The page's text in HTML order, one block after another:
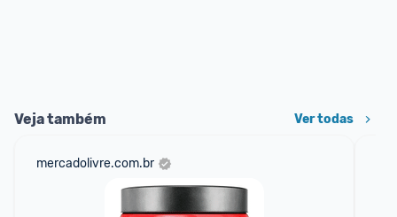
Veja também Ver todas
mercadolivre.com.br